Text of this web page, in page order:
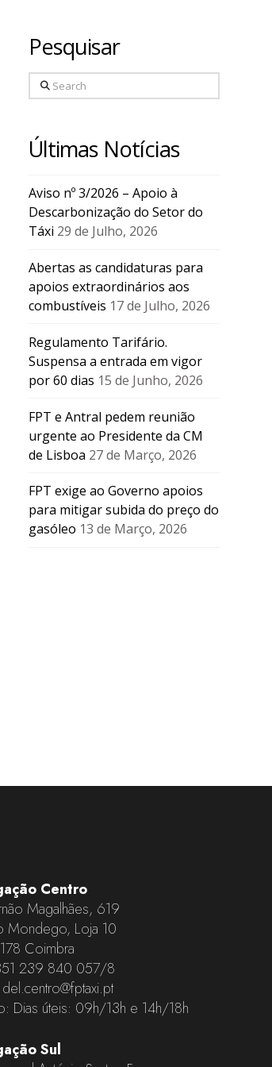
Pesquisar
Search
Últimas Notícias
Aviso nº 3/2026 – Apoio à
Descarbonização do Setor do
Táxi 29 de Julho, 2026
Abertas as candidaturas para
apoios extraordinários aos
combustíveis 17 de Julho, 2026
Regulamento Tarifário.
Suspensa a entrada em vigor
por 60 dias 15 de Junho, 2026
FPT e Antral pedem reunião
urgente ao Presidente da CM
de Lisboa 27 de Março, 2026
FPT exige ao Governo apoios
para mitigar subida do preço do
gasóleo 13 de Março, 2026
Centro
Magalhães, 619
Mondego, Loja 10
Coimbra
239 840 057/8
del.centro@fptaxi.pt
Dias úteis: 09h/13h e 14h/18h
Sul